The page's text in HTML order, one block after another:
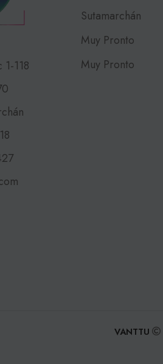
118
Sutamarchán
Muy Pronto
Muy Pronto
VANTTU